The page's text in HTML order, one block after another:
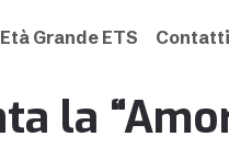
Grande ETS Contatti
la